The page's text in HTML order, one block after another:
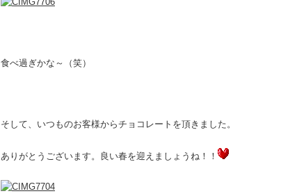
食べ過ぎかな～（笑）
そして、いつものお客様からチョコレートを頂きました。
ありがとうございます。良い春を迎えましょうね！！